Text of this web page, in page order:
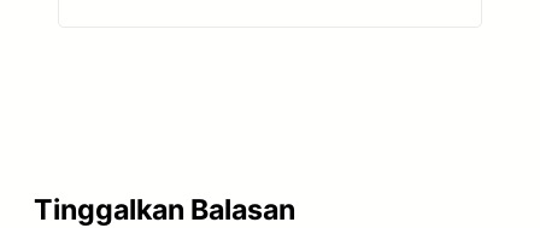
Tinggalkan Balasan